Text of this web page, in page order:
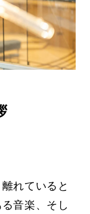
れていると
音楽、そし